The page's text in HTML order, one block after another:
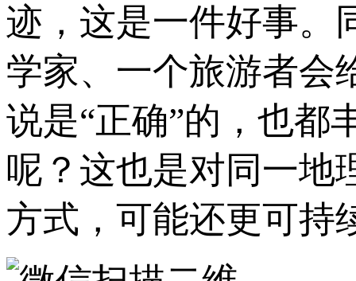
迹，这是一件好事。
学家、一个旅游者会
说是“正确”的，也都
呢？这也是对同一地
方式，可能还更可持